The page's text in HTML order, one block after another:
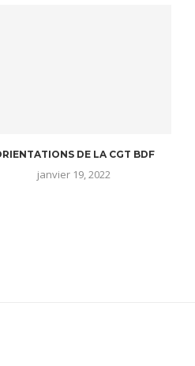
DE LA CGT BDF
janvier 19, 2022